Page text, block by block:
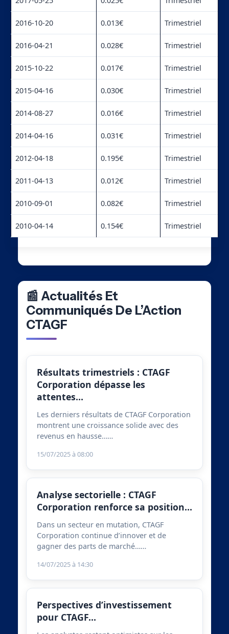
2016-10-20 0.013€ Trimestriel
2016-04-21 0.028€ Trimestriel
2015-10-22 0.017€ Trimestriel
2015-04-16 0.030€ Trimestriel
2014-08-27 0.016€ Trimestriel
2014-04-16 0.031€ Trimestriel
2012-04-18 0.195€ Trimestriel
2011-04-13 0.012€ Trimestriel
2010-09-01 0.082€ Trimestriel
2010-04-14 0.154€ Trimestriel
📰 Actualités Et
Communiqués De L’Action
CTAGF
Résultats trimestriels : CTAGF
Corporation dépasse les
attentes…
Les derniers résultats de CTAGF Corporation
montrent une croissance solide avec des
revenus en hausse……
15/07/2025 à 08:00
Analyse sectorielle : CTAGF
Corporation renforce sa position…
Dans un secteur en mutation, CTAGF
Corporation continue d’innover et de
gagner des parts de marché……
14/07/2025 à 14:30
Perspectives d’investissement
pour CTAGF…